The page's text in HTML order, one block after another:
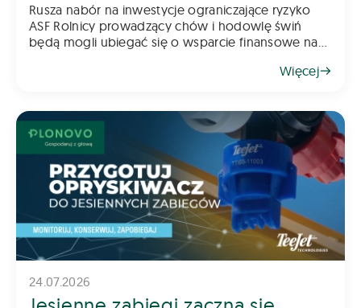
Rusza nabór na inwestycje ograniczające ryzyko
ASF Rolnicy prowadzący chów i hodowlę świń
będą mogli ubiegać się o wsparcie finansowe na
gospodarstwa. Pomoc ma na celu ograniczenie
Więcej
24.07.2026